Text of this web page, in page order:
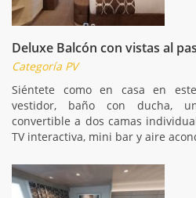
Deluxe Balcón con vistas al
Categoría PV
Siéntete como en casa en
vestidor, baño con ducha,
convertible a dos camas
TV interactiva, mini bar y aire